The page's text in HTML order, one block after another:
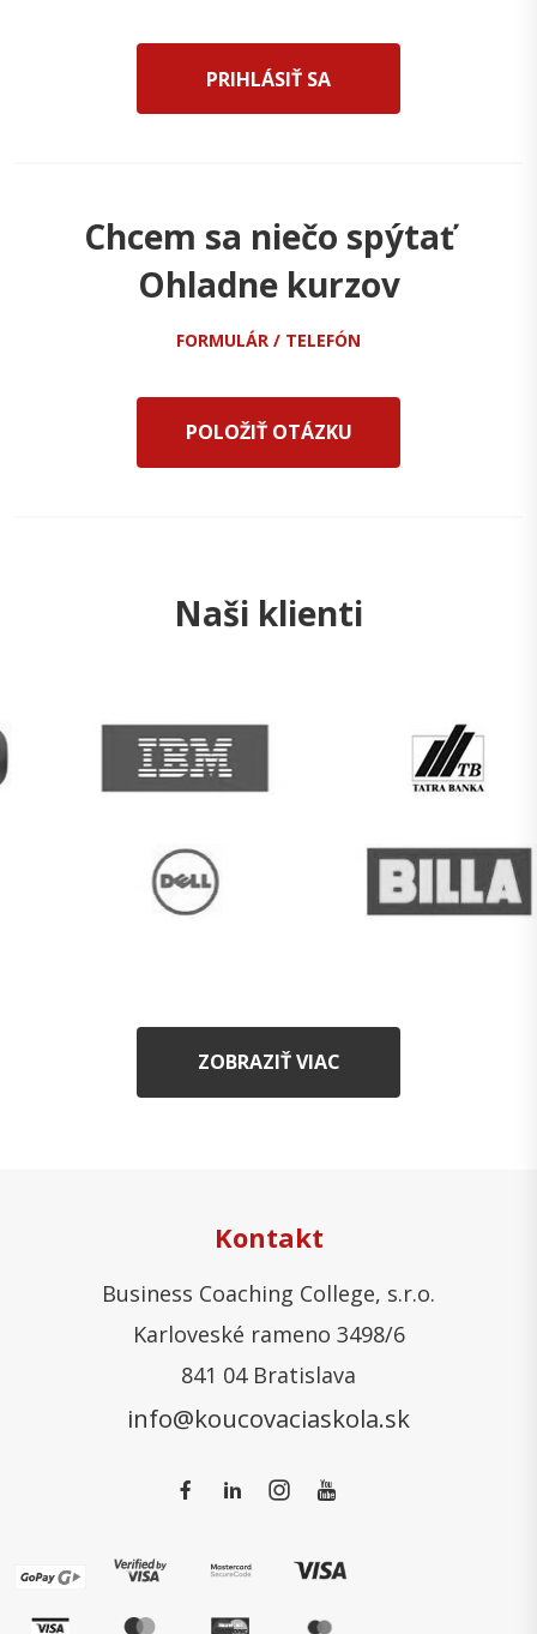
PRIHLÁSIŤ SA
Chcem sa niečo spýtať
Ohladne kurzov
FORMULÁR / TELEFÓN
POLOŽIŤ OTÁZKU
Naši klienti
ZOBRAZIŤ VIAC
Kontakt
Business Coaching College, s.r.o.
Karloveské rameno 3498/6
841 04 Bratislava
info@koucovaciaskola.sk